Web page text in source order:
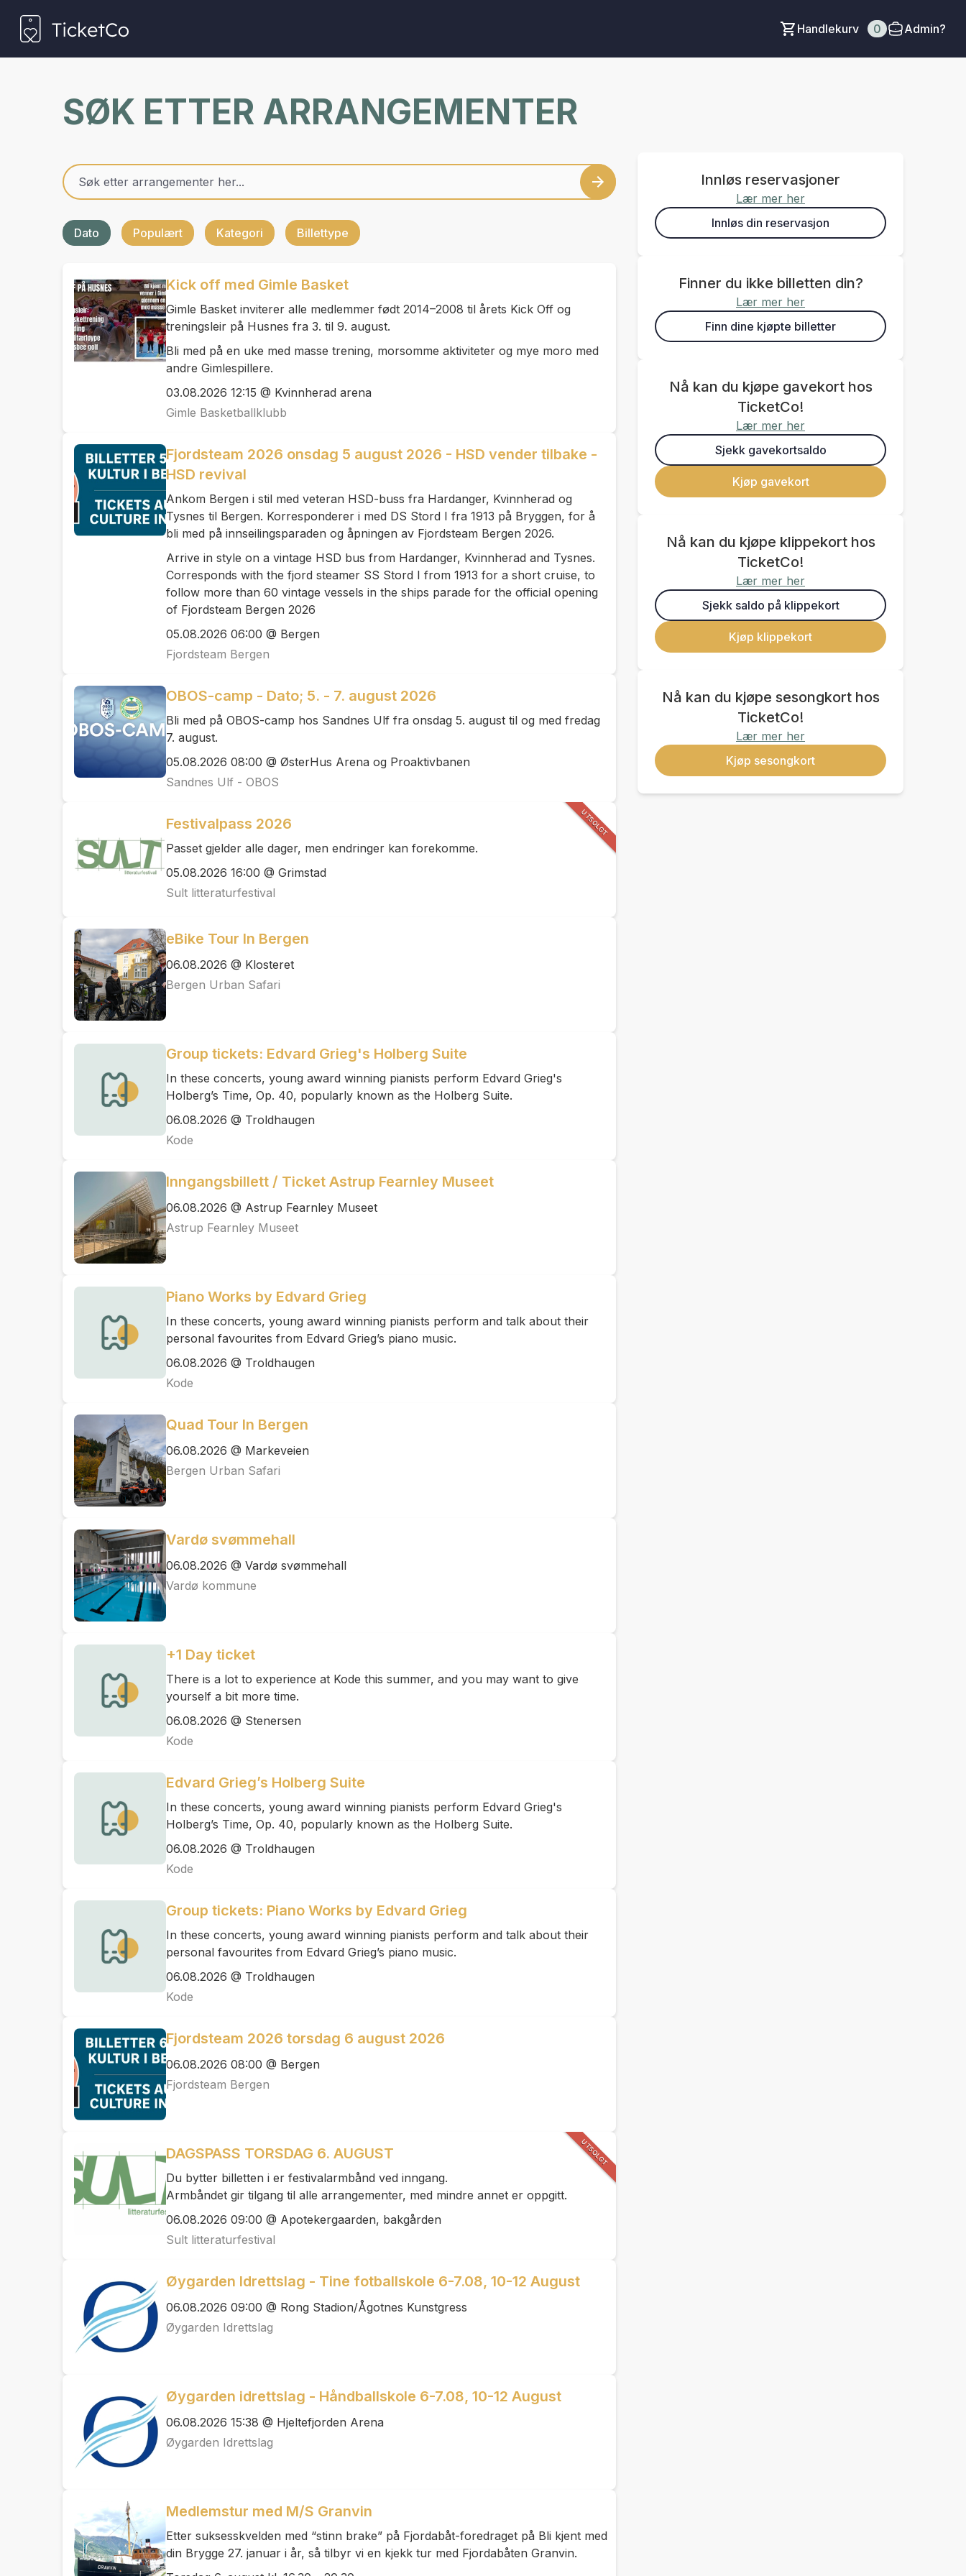
Handlekurv 0 Admin?
SØK ETTER ARRANGEMENTER
Dato Populært Kategori Billettype
Kick off med Gimle Basket
Gimle Basket inviterer alle medlemmer født 2014–2008 til årets Kick Off og
treningsleir på Husnes fra 3. til 9. august.
Bli med på en uke med masse trening, morsomme aktiviteter og mye moro med
andre Gimlespillere.
03.08.2026 12:15 @ Kvinnherad arena
Gimle Basketballklubb
Fjordsteam 2026 onsdag 5 august 2026 - HSD vender tilbake -
HSD revival
Ankom Bergen i stil med veteran HSD-buss fra Hardanger, Kvinnherad og
Tysnes til Bergen. Korresponderer i med DS Stord I fra 1913 på Bryggen, for å
bli med på innseilingsparaden og åpningen av Fjordsteam Bergen 2026.
Arrive in style on a vintage HSD bus from Hardanger, Kvinnherad and Tysnes.
Corresponds with the fjord steamer SS Stord I from 1913 for a short cruise, to
follow more than 60 vintage vessels in the ships parade for the official opening
of Fjordsteam Bergen 2026
05.08.2026 06:00 @ Bergen
Fjordsteam Bergen
OBOS-camp - Dato; 5. - 7. august 2026
Bli med på OBOS-camp hos Sandnes Ulf fra onsdag 5. august til og med fredag
7. august.
05.08.2026 08:00 @ ØsterHus Arena og Proaktivbanen
Sandnes Ulf - OBOS
Festivalpass 2026
Passet gjelder alle dager, men endringer kan forekomme.
05.08.2026 16:00 @ Grimstad
Sult litteraturfestival
UTSOLGT
eBike Tour In Bergen
06.08.2026 @ Klosteret
Bergen Urban Safari
Group tickets: Edvard Grieg's Holberg Suite
In these concerts, young award winning pianists perform Edvard Grieg's
Holberg’s Time, Op. 40, popularly known as the Holberg Suite.
06.08.2026 @ Troldhaugen
Kode
Inngangsbillett / Ticket Astrup Fearnley Museet
06.08.2026 @ Astrup Fearnley Museet
Astrup Fearnley Museet
Piano Works by Edvard Grieg
In these concerts, young award winning pianists perform and talk about their
personal favourites from Edvard Grieg’s piano music.
06.08.2026 @ Troldhaugen
Kode
Quad Tour In Bergen
06.08.2026 @ Markeveien
Bergen Urban Safari
Vardø svømmehall
06.08.2026 @ Vardø svømmehall
Vardø kommune
+1 Day ticket
There is a lot to experience at Kode this summer, and you may want to give
yourself a bit more time.
06.08.2026 @ Stenersen
Kode
Edvard Grieg’s Holberg Suite
In these concerts, young award winning pianists perform Edvard Grieg's
Holberg’s Time, Op. 40, popularly known as the Holberg Suite.
06.08.2026 @ Troldhaugen
Kode
Group tickets: Piano Works by Edvard Grieg
In these concerts, young award winning pianists perform and talk about their
personal favourites from Edvard Grieg’s piano music.
06.08.2026 @ Troldhaugen
Kode
Fjordsteam 2026 torsdag 6 august 2026
06.08.2026 08:00 @ Bergen
Fjordsteam Bergen
DAGSPASS TORSDAG 6. AUGUST
Du bytter billetten i er festivalarmbånd ved inngang.
Armbåndet gir tilgang til alle arrangementer, med mindre annet er oppgitt.
06.08.2026 09:00 @ Apotekergaarden, bakgården
Sult litteraturfestival
UTSOLGT
Øygarden Idrettslag - Tine fotballskole 6-7.08, 10-12 August
06.08.2026 09:00 @ Rong Stadion/Ågotnes Kunstgress
Øygarden Idrettslag
Øygarden idrettslag - Håndballskole 6-7.08, 10-12 August
06.08.2026 15:38 @ Hjeltefjorden Arena
Øygarden Idrettslag
Medlemstur med M/S Granvin
Etter suksesskvelden med “stinn brake” på Fjordabåt-foredraget på Bli kjent med
din Brygge 27. januar i år, så tilbyr vi en kjekk tur med Fjordabåten Granvin.
Innløs reservasjoner
Lær mer her
Innløs din reservasjon
Finner du ikke billetten din?
Lær mer her
Finn dine kjøpte billetter
Nå kan du kjøpe gavekort hos
TicketCo!
Lær mer her
Sjekk gavekortsaldo
Kjøp gavekort
Nå kan du kjøpe klippekort hos
TicketCo!
Lær mer her
Sjekk saldo på klippekort
Kjøp klippekort
Nå kan du kjøpe sesongkort hos
TicketCo!
Lær mer her
Kjøp sesongkort